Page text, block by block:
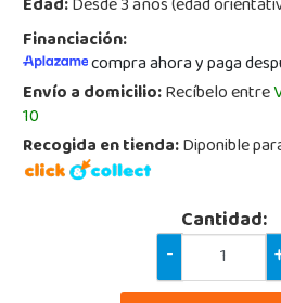
Financiación:
compra ahora y paga
Envío a domicilio:Recíbelo entre
10
Recogida en tienda:Diponible
Cantidad:
-